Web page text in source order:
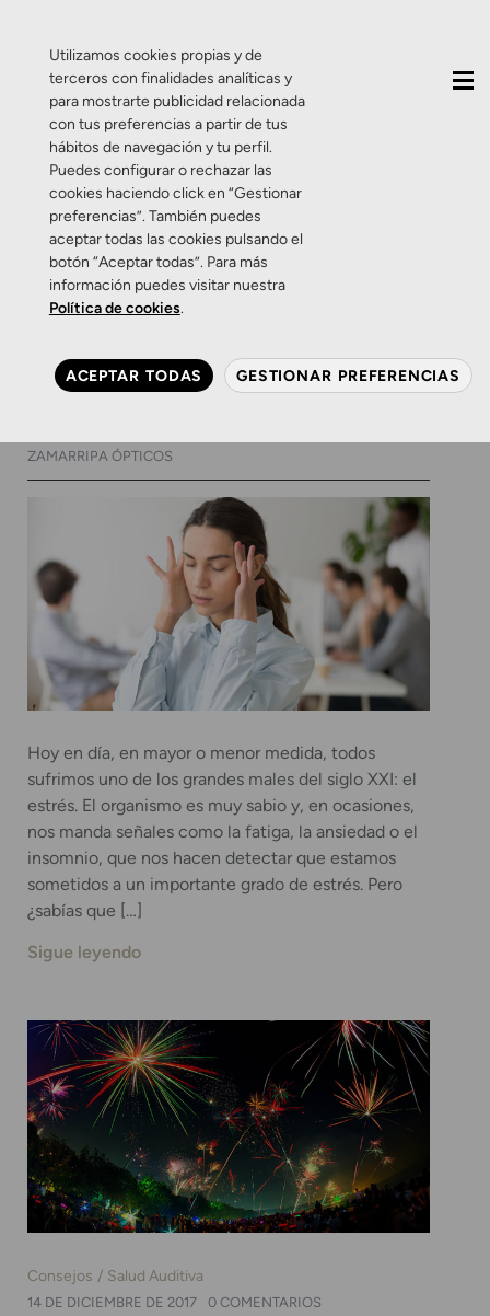
Etiqueta:ruidos
molestos
Zamarripa
¿El estrés repercute en
nuestra salud auditiva?
ZAMARRIPA ÓPTICOS
Hoy en día, en mayor o menor medida, todos
sufrimos uno de los grandes males del siglo XXI: el
estrés. El organismo es muy sabio y, en ocasiones,
nos manda señales como la fatiga, la ansiedad o el
insomnio, que nos hacen detectar que estamos
sometidos a un importante grado de estrés. Pero
¿sabías que […]
Sigue leyendo
Consejos Salud Auditiva
14 DE DICIEMBRE DE 2017
0 COMENTARIOS
Utilizamos cookies propias y de
terceros con finalidades analíticas y
para mostrarte publicidad relacionada
con tus preferencias a partir de tus
hábitos de navegación y tu perfil.
Puedes configurar o rechazar las
cookies haciendo click en “Gestionar
preferencias”. También puedes
aceptar todas las cookies pulsando el
botón “Aceptar todas”. Para más
información puedes visitar nuestra
Política de cookies.
ACEPTAR TODAS GESTIONAR PREFERENCIAS